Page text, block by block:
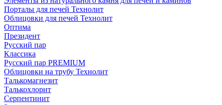
Порталы для печей Технолит
Облицовки для печей Технолит
Оптима
Президент
Русский пар
Классика
Русский пар PREMIUM
Облицовки на трубу Технолит
Талькомагнезит
Талькохлорит
Серпентинит